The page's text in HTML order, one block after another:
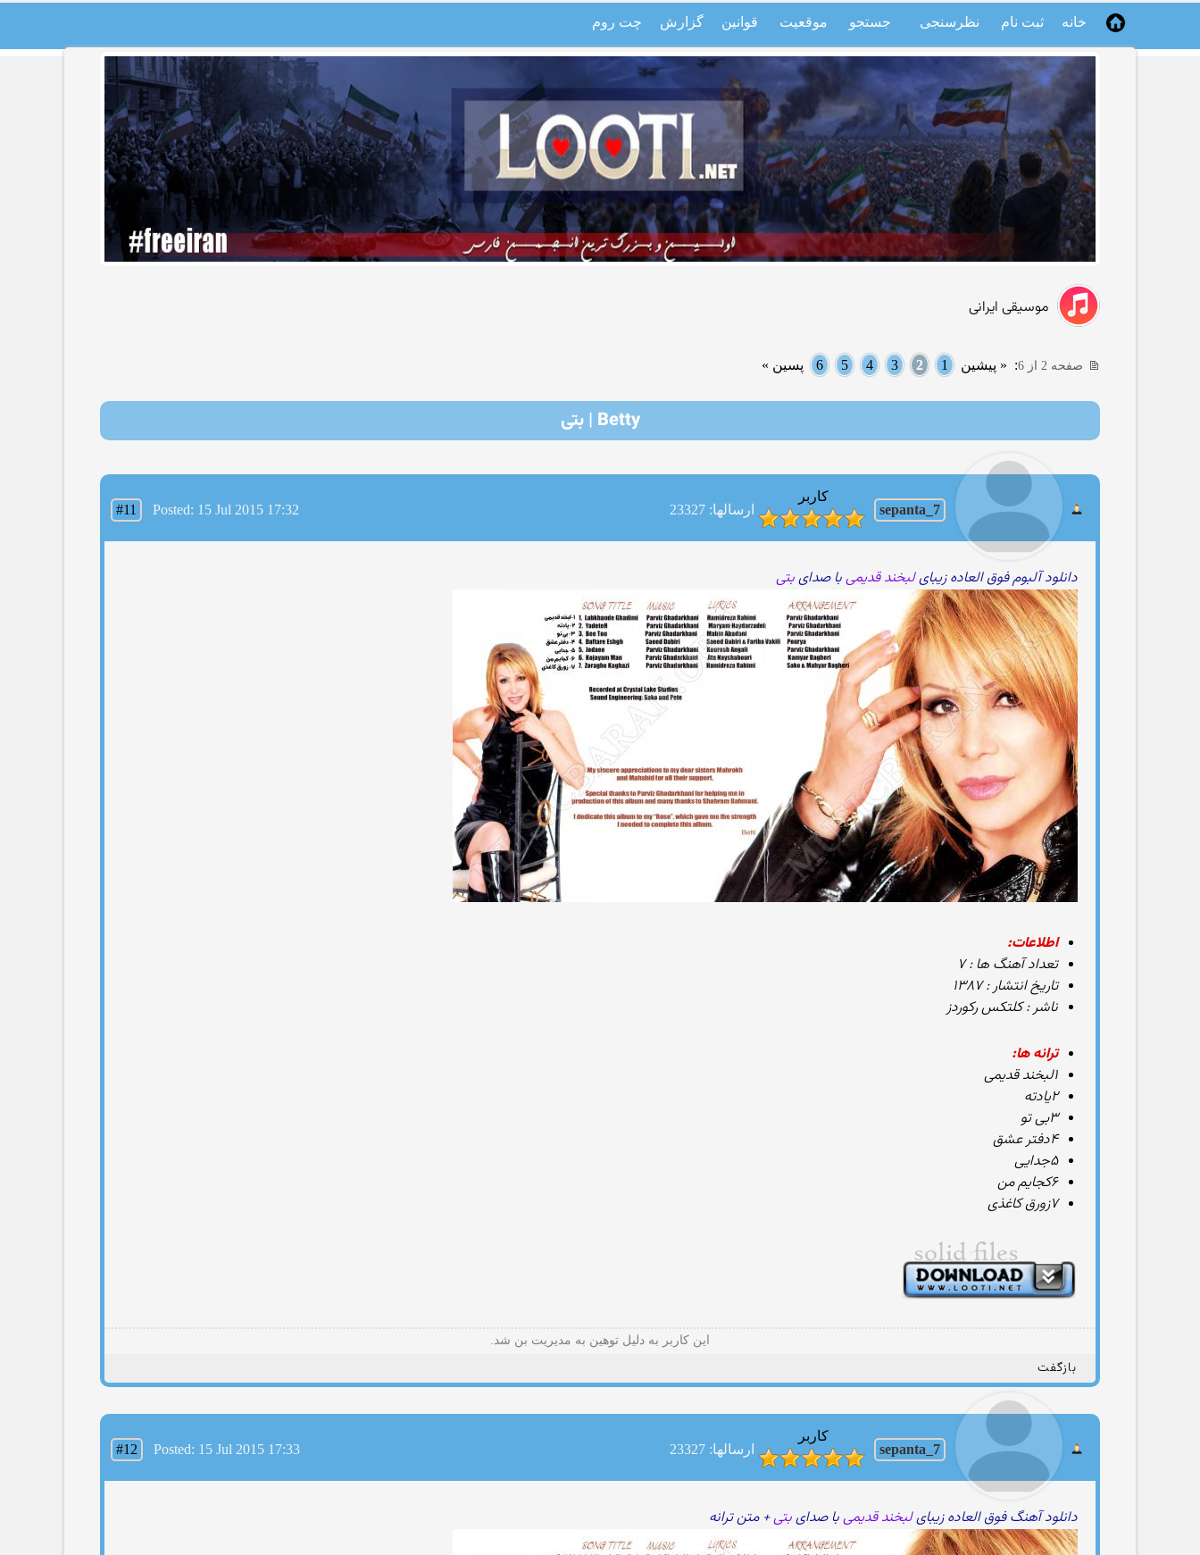
خانه ثبت نام نظرسنجی جستجو موقعیت قوانین گزارش چت روم
موسیقی ایرانی
صفحه 2 از 6 : « پیشین 1
2
3
4
5
6 پسین »
Betty | بتی
sepanta_7
کاربر
ارسالها: 23327
#11 Posted: 15 Jul 2015 17:32
دانلود آلبوم فوق العاده زیبایلبخند قدیمیبا صدایبتی
اطلاعات:
تعداد آهنگ ها : ۷
تاریخ انتشار : ۱۳۸۷
ناشر : کلتکس رکوردز
ترانه ها:
۱لبخند قدیمی
۲یادته
۳بی تو
۴دفتر عشق
۵جدایی
۶کجایم من
۷زورق کاغذی
این کاربر به دلیل توهین به مدیریت بن شد.
بازگفت
sepanta_7
کاربر
ارسالها: 23327
#12 Posted: 15 Jul 2015 17:33
دانلود آهنگ فوق العاده زیبایلبخند قدیمیبا صدایبتی+ متن ترانه